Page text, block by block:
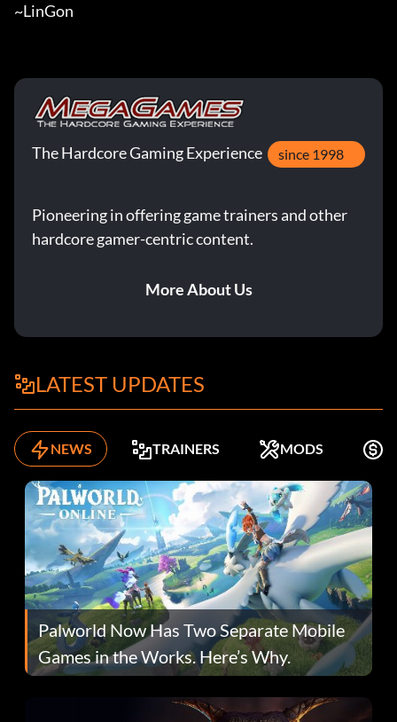
~LinGon
The Hardcore Gaming Experience since 1998
Pioneering in offering game trainers and other
hardcore gamer-centric content.
More About Us
LATEST UPDATES
NEWS TRAINERS MODS
Palworld Now Has Two Separate Mobile
Games in the Works. Here’s Why.